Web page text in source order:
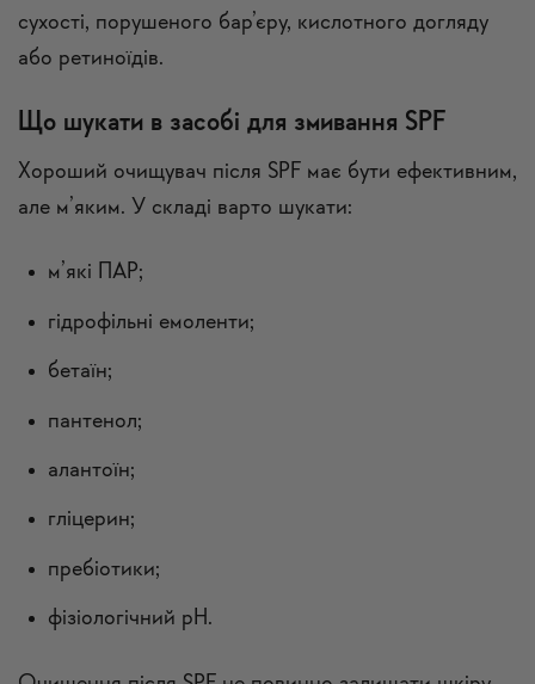
сухості, порушеного бар’єру, кислотного догляду
або ретиноїдів.
Що шукати в засобі для змивання SPF
Хороший очищувач після SPF має бути ефективним,
але м’яким. У складі варто шукати:
м’які ПАР;
гідрофільні емоленти;
бетаїн;
пантенол;
алантоїн;
гліцерин;
пребіотики;
фізіологічний pH.